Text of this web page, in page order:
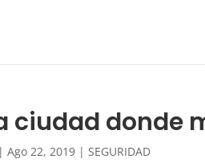
ciudad donde
|Ago 22, 2019 |SEGURIDAD